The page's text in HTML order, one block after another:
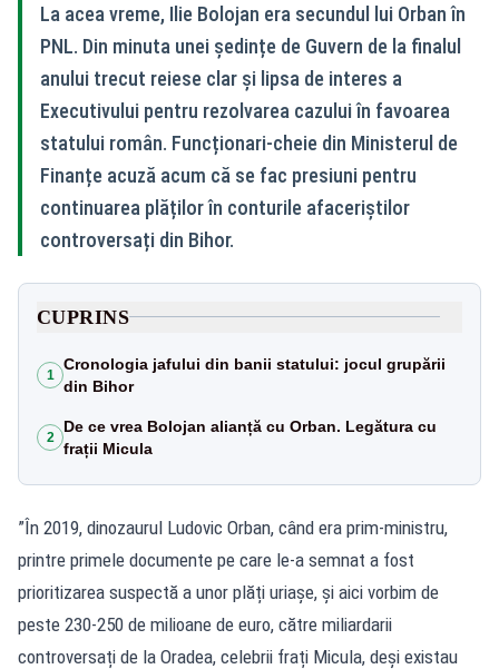
La acea vreme, Ilie Bolojan era secundul lui Orban în
PNL. Din minuta unei ședințe de Guvern de la finalul
anului trecut reiese clar și lipsa de interes a
Executivului pentru rezolvarea cazului în favoarea
statului român. Funcționari-cheie din Ministerul de
Finanțe acuză acum că se fac presiuni pentru
continuarea plăților în conturile afaceriștilor
controversați din Bihor.
CUPRINS
1
Cronologia jafului din banii statului: jocul grupării
din Bihor
2
De ce vrea Bolojan alianță cu Orban. Legătura cu
frații Micula
”În 2019, dinozaurul Ludovic Orban, când era prim-ministru,
printre primele documente pe care le-a semnat a fost
prioritizarea suspectă a unor plăți uriașe, și aici vorbim de
peste 230-250 de milioane de euro, către miliardarii
controversați de la Oradea, celebrii frați Micula, deși existau